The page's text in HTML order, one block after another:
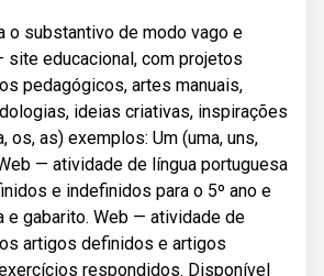
o substantivo de modo vago e
site educacional, com projetos
pedagógicos, artes manuais,
ideias criativas, inspirações
os, as) exemplos: Um (uma, uns,
— atividade de língua portuguesa
e indefinidos para o 5º ano e
e gabarito. Web — atividade de
artigos definidos e artigos
respondidos. Disponível